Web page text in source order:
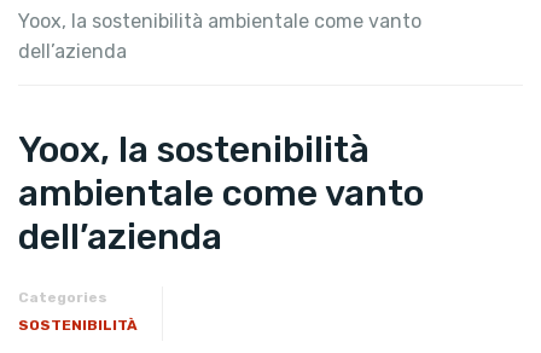
Yoox, la sostenibilità ambientale come vanto
dell’azienda
Yoox, la sostenibilità
ambientale come vanto
dell’azienda
Categories
SOSTENIBILITÀ